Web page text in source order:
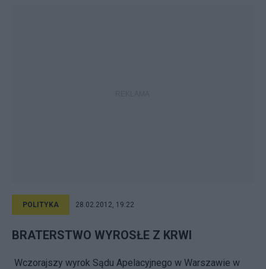
POLITYKA 28.02.2012, 19:22
BRATERSTWO WYROSŁE Z KRWI
Wczorajszy wyrok Sądu Apelacyjnego w Warszawie w